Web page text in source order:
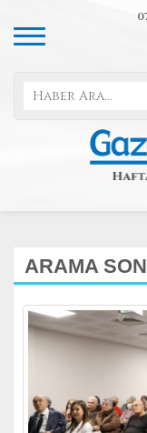
ARAMA